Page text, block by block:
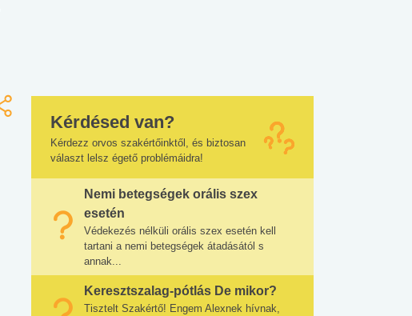
Kérdésed van?
Kérdezz orvos szakértőinktől, és biztosan
választ lelsz égető problémáidra!
Nemi betegségek orális szex
esetén
Védekezés nélküli orális szex esetén kell
tartani a nemi betegségek átadásától s
annak...
Keresztszalag-pótlás De mikor?
Tisztelt Szakértő! Engem Alexnek hívnak,